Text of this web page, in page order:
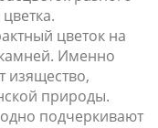
цветок на
Именно
изящество,
природы.
подчеркивают